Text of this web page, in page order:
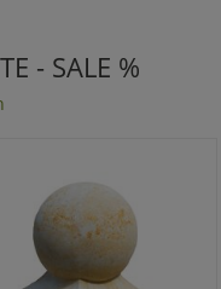
- SALE %